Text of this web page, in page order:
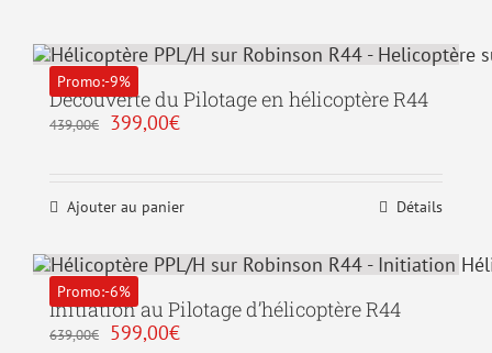
Promo:-9%
Découverte du Pilotage en hélicoptère R44
439,00€
Le
439,00€.
399,00€Le
399,00€.
Ajouter au panier Détails
Promo:-6%
Initiation au Pilotage d’hélicoptère R44
639,00€
Le
599,00€Le